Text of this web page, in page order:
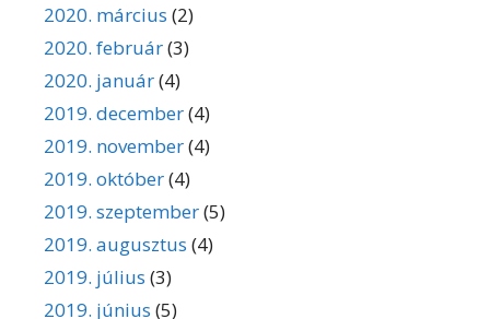
2020. március (2)
2020. február(3)
2020. január(4)
2019. december(4)
2019. november(4)
2019. október(4)
2019. szeptember(5)
2019. augusztus (4)
2019. július (3)
2019. június (5)